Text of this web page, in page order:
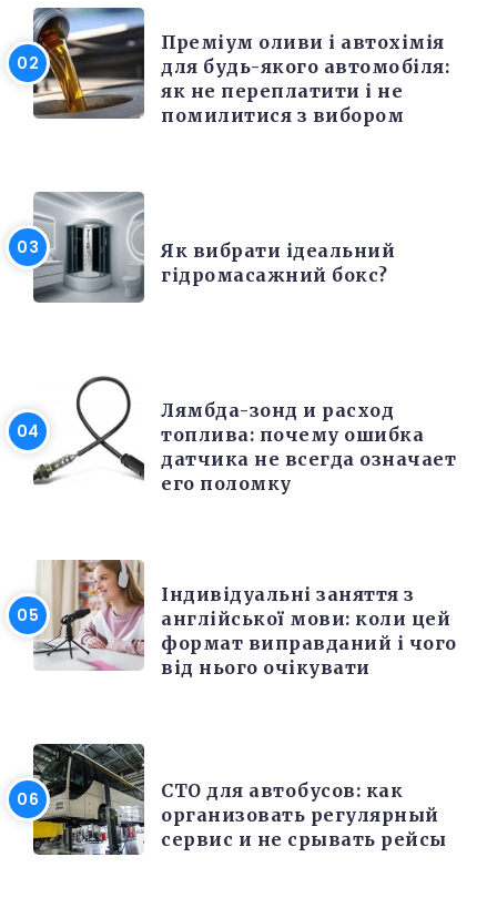
Преміум оливи і автохімія
для будь-якого автомобіля:
як не переплатити і не
помилитися з вибором
Як вибрати ідеальний
гідромасажний бокс?
Лямбда-зонд и расход
топлива: почему ошибка
датчика не всегда означает
его поломку
Індивідуальні заняття з
англійської мови: коли цей
формат виправданий і чого
від нього очікувати
СТО для автобусов: как
организовать регулярный
сервис и не срывать рейсы